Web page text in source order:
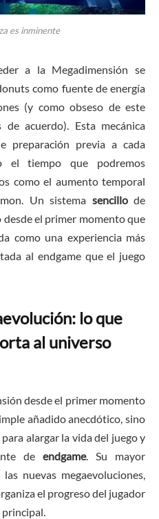
es inminente
a la Megadimensión se
como fuente de energía
(y como obseso de este
acuerdo). Esta mecánica
preparación previa a cada
el tiempo que podremos
como el aumento temporal
Un sistema sencillode
el primer momento que
como una experiencia más
al endgame que el juego
lo que
al universo
desde el primer momento
añadido anecdótico, sino
alargar la vida del juego y
de endgame. Su mayor
nuevas megaevoluciones,
el progreso del jugador
principal.